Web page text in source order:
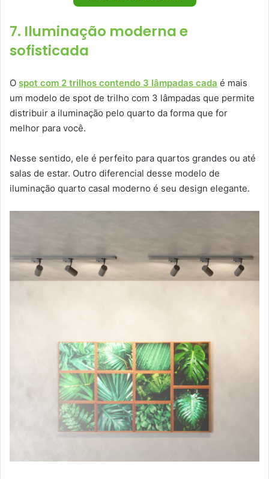
7. Iluminação moderna e
sofisticada
O spot com 2 trilhos contendo 3 lâmpadas cada é mais
um modelo de spot de trilho com 3 lâmpadas que permite
distribuir a iluminação pelo quarto da forma que for
melhor para você.
Nesse sentido, ele é perfeito para quartos grandes ou até
salas de estar. Outro diferencial desse modelo de
iluminação quarto casal moderno é seu design elegante.